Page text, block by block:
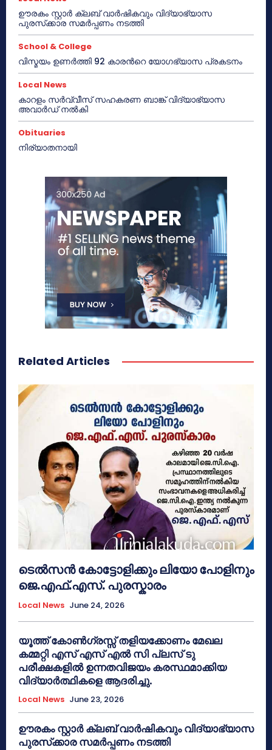
ഊരകം സ്റ്റാർ ക്ലബ് വാർഷികവും വിദ്യാഭ്യാസ
പുരസ്‌ക്കാര സമർപ്പണം നടത്തി
School & College
വിസ്മയം ഉണർത്തി 92 കാരൻറെ യോഗഭ്യാസ പ്രകടനം
Local News
കാറളം സർവ്വീസ് സഹകരണ ബാങ്ക് വിദ്യാഭ്യാസ
അവാർഡ് നൽകി
Obituaries
നിര്യാതനായി
Related Articles
ടെൽസൻ കോട്ടോളിക്കും ലിയോ പോളിനും
ജെ.എഫ്.എസ്. പുരസ്കാരം
Local News June 24, 2026
യൂത്ത് കോൺഗ്രസ്സ് തളിയക്കോണം മേഖല
കമ്മറ്റി എസ് എസ് എൽ സി പ്ലസ് ടു
പരീക്ഷകളിൽ ഉന്നതവിജയം കരസ്ഥമാക്കിയ
വിദ്യാർത്ഥികളെ ആദരിച്ചു.
Local News June 23, 2026
ഊരകം സ്റ്റാർ ക്ലബ് വാർഷികവും വിദ്യാഭ്യാസ
പുരസ്‌ക്കാര സമർപ്പണം നടത്തി